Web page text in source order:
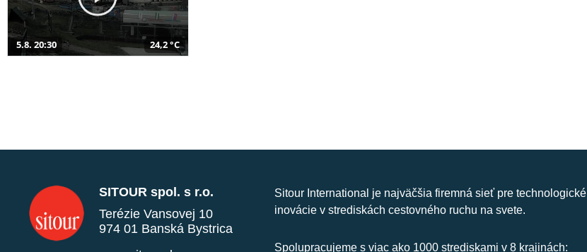
5.8. 20:30 24,2 °C
SITOUR spol. s r.o.
Terézie Vansovej 10
974 01 Banská Bystrica
Sitour International je najväčšia firemná sieť pre technologické
inovácie v strediskách cestovného ruchu na svete.
Spolupracujeme s viac ako 1000 strediskami v 8 krajinách: